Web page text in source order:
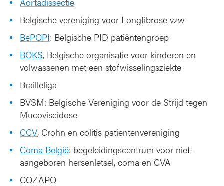
g
Belgische vereniging voor Longfibrose vzw
BePOPI: Belgische PID patiëntengroep
BOKS, Belgische organisatie voor kinderen en
volwassenen met een stofwisselingsziekte
Brailleliga
BVSM: Belgische Vereniging voor de Strijd tegen
Mucoviscidose
CCV, Crohn en colitis patientenvereniging
Coma België: begeleidingscentrum voor niet-
aangeboren hersenletsel, coma en CVA
COZAPO